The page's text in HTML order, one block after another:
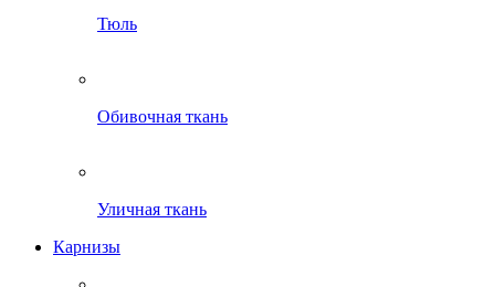
Тюль
Обивочная ткань
Уличная ткань
Карнизы